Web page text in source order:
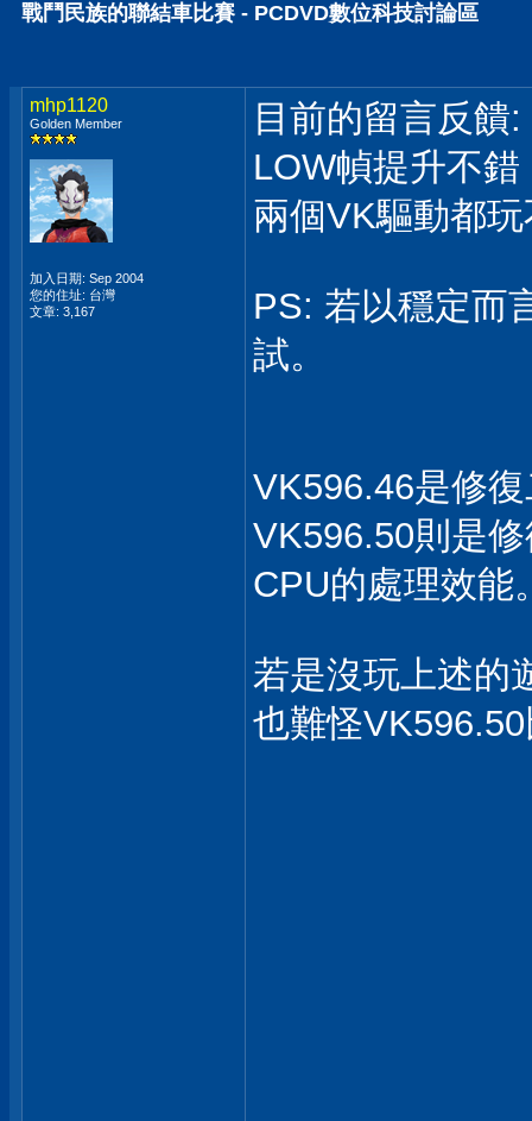
戰鬥民族的聯結車比賽 - PCDVD數位科技討論區
mhp1120
Golden Member
加入日期: Sep 2004
您的住址: 台灣
文章: 3,167
目前的留言反饋:
LOW幀提升不
兩個VK驅動都
PS: 若以穩定而
試。
VK596.46是修
VK596.50則是
CPU的處理效能
若是沒玩上述的
也難怪